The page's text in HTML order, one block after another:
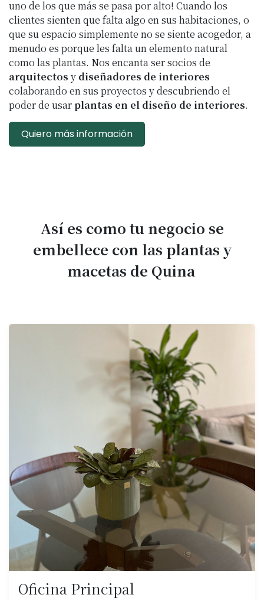
uno de los que más se pasa por alto! Cuando los
clientes sienten que falta algo en sus habitaciones, o
que su espacio simplemente no se siente acogedor, a
menudo es porque les falta un elemento natural
como las plantas. Nos encanta ser socios de
arquitectos y diseñadores de interiores
colaborando en sus proyectos y descubriendo el
poder de usar plantas en el diseño de interiores.
Quiero más información
Así es como tu negocio se
embellece con las plantas y
macetas de Quina
Oficina Principal